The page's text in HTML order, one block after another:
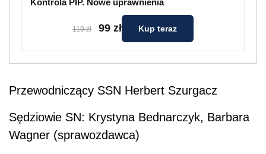
Kontrola PIP. Nowe uprawnienia
119 zł 99 zł Kup teraz
Przewodniczący SSN Herbert Szurgacz
Sędziowie SN: Krystyna Bednarczyk, Barbara
Wagner (sprawozdawca)